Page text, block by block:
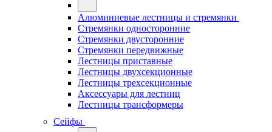
Алюминиевые лестницы и стремянки
Стремянки односторонние
Стремянки двусторонние
Стремянки передвижные
Лестницы приставные
Лестницы двухсекционные
Лестницы трехсекционные
Аксессуары для лестниц
Лестницы трансформеры
Сейфы